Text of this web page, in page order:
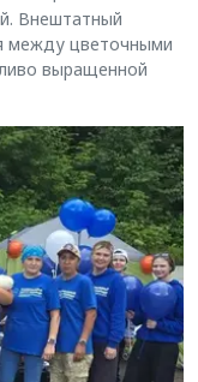
Внештатный
между цветочными
выращенной